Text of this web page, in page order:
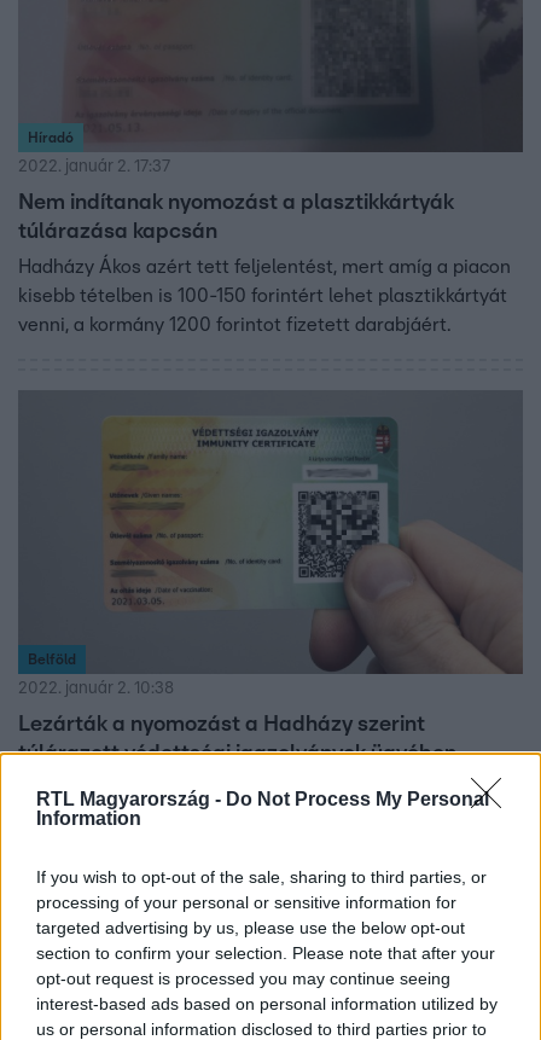
RTL Magyarország - Do Not Process My Personal
Information
If you wish to opt-out of the sale, sharing to third parties, or
processing of your personal or sensitive information for
targeted advertising by us, please use the below opt-out
section to confirm your selection. Please note that after your
opt-out request is processed you may continue seeing
interest-based ads based on personal information utilized by
us or personal information disclosed to third parties prior to
Híradó
2022. január 2. 17:37
Nem indítanak nyomozást a plasztikkártyák
túlárazása kapcsán
Hadházy Ákos azért tett feljelentést, mert amíg a piacon
kisebb tételben is 100-150 forintért lehet plasztikkártyát
venni, a kormány 1200 forintot fizetett darabjáért.
Belföld
2022. január 2. 10:38
Lezárták a nyomozást a Hadházy szerint
túlárazott védettségi igazolványok ügyében
Az ellenzéki képviselő azt írta, „idióta vagy korrupt” az a
rendőr, aki szerint nem gyanús a csaknem ezer forintos